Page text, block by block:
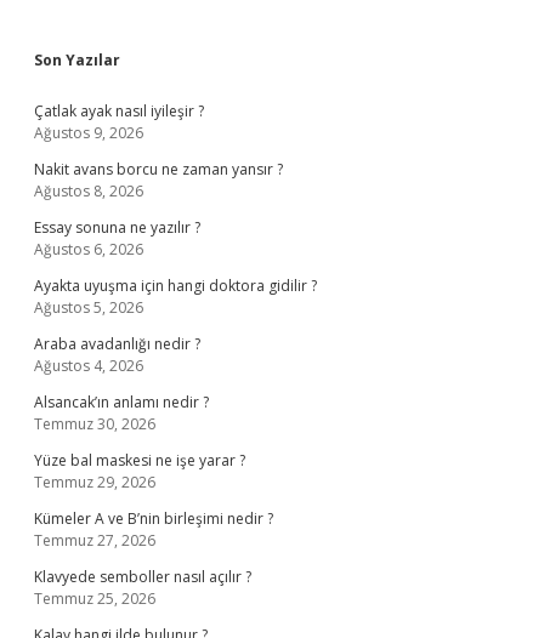
Sidebar
Son Yazılar
Çatlak ayak nasıl iyileşir ?
Ağustos 9, 2026
Nakit avans borcu ne zaman yansır ?
Ağustos 8, 2026
Essay sonuna ne yazılır ?
Ağustos 6, 2026
Ayakta uyuşma için hangi doktora gidilir ?
Ağustos 5, 2026
Araba avadanlığı nedir ?
Ağustos 4, 2026
Alsancak’ın anlamı nedir ?
Temmuz 30, 2026
Yüze bal maskesi ne işe yarar ?
Temmuz 29, 2026
Kümeler A ve B’nin birleşimi nedir ?
Temmuz 27, 2026
Klavyede semboller nasıl açılır ?
Temmuz 25, 2026